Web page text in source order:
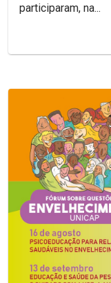
participaram, na...